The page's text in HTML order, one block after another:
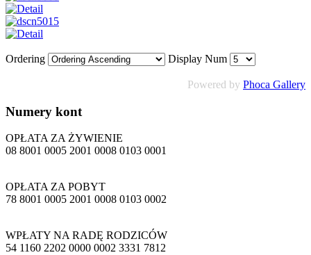
Ordering Display Num
Powered by Phoca Gallery
Numery kont
OPŁATA ZA ŻYWIENIE
08 8001 0005 2001 0008 0103 0001
OPŁATA ZA POBYT
78 8001 0005 2001 0008 0103 0002
WPŁATY NA RADĘ RODZICÓW
54 1160 2202 0000 0002 3331 7812